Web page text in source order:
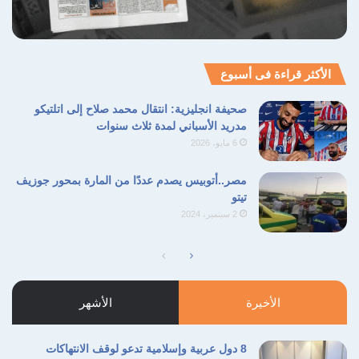
كرمان
الأكثر قراءة فى أسبوع
صحيفة انجليزية: انتقال محمد صلاح إلى اتلتيكو
مدريد الأسباني لمدة ثلاث سنوات
6 مايو، 2026
مصر..أتوبيس يصدم عددًا من المارة بمحور جوزيف
تيتو
2 سبتمبر، 2024
الصفحة
السابقة
الصفحة
التالية
الأخيرة الأشهر
8 دول عربية وإسلامية تدعو لوقف الانتهاكات